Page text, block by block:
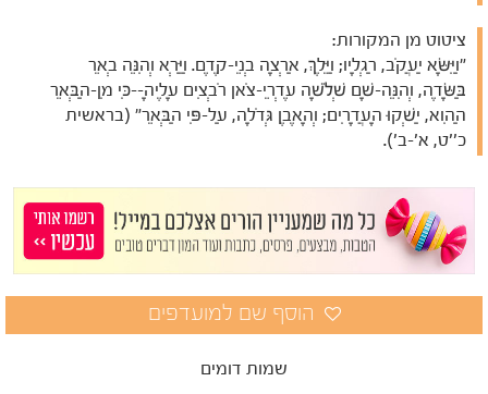
ציטוט מן המקורות:
"וַיִּשָּׂא יַעֲקֹב, רַגְלָיו; וַיֵּלֶךְ, אַרְצָה בְנֵי-קֶדֶם. וַיַּרְא וְהִנֵּה בְאֵר
בַּשָּׂדֶה, וְהִנֵּה-שָׁם שְׁלֹשָׁה עֶדְרֵי-צֹאן רֹבְצִים עָלֶיהָ--כִּי מִן-הַבְּאֵר
הַהִוא, יַשְׁקוּ הָעֲדָרִים; וְהָאֶבֶן גְּדֹלָה, עַל-פִּי הַבְּאֵר" (בראשית
כ''ט, א'-ב').
שמות דומים